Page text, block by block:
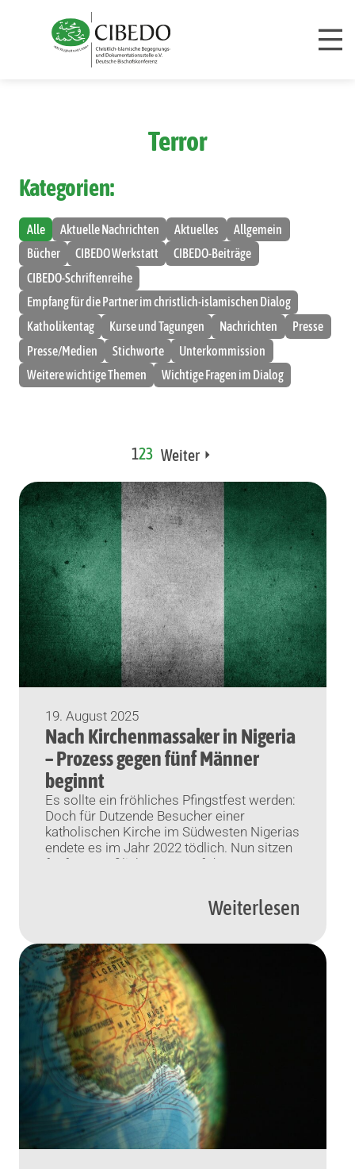
Terror
Kategorien:
Alle Aktuelle Nachrichten Aktuelles
Allgemein
Bücher
CIBEDO Werkstatt
CIBEDO-Beiträge
CIBEDO-Schriftenreihe
Empfang für die Partner im christlich-islamischen Dialog
Katholikentag
Kurse und Tagungen Nachrichten
Presse
Presse/Medien
Stichworte
Unterkommission
Weitere wichtige Themen
Wichtige Fragen im Dialog
123 Weiter
19. August 2025
Nach Kirchenmassaker in Nigeria
– Prozess gegen fünf Männer
beginnt
Es sollte ein fröhliches Pfingstfest werden:
Doch für Dutzende Besucher einer
katholischen Kirche im Südwesten Nigerias
endete es im Jahr 2022 tödlich. Nun sitzen
fünf mutmaßliche Täter auf der
nach dem Pfingstsonntags-Massaker in
einer katholischen Kirche in Nigeria beginnt
gegen die fünf mutmaßlichen […]
Weiterlesen